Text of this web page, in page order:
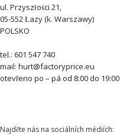
ul. Przyszłości 21,
05-552 Łazy (k. Warszawy)
POLSKO
tel.: 601 547 740
mail: hurt@factoryprice.eu
otevřeno po – pá od 8:00 do 19:00
Najděte nás na sociálních médiích: